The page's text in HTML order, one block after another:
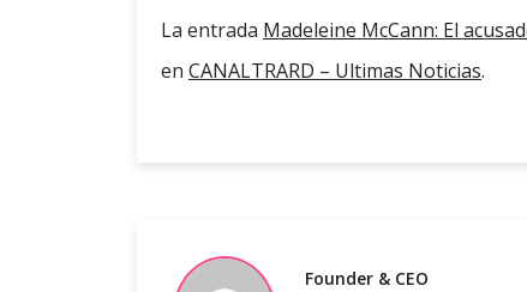
La entrada Madeleine McCann: El
en CANALTRARD – Ultimas Noticias.
Founder & CEO